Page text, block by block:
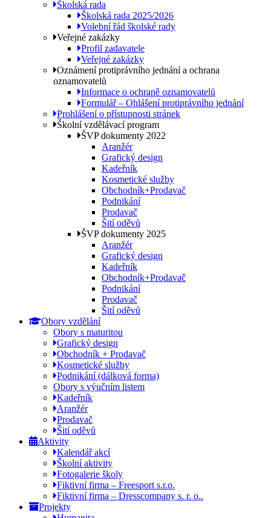
Školská rada
Školská rada 2025/2026
Volební řád školské rady
Veřejné zakázky
Profil zadavatele
Veřejné zakázky
Oznámení protiprávního jednání a ochrana
oznamovatelů
Informace o ochraně oznamovatelů
Formulář – Ohlášení protiprávního jednání
Prohlášení o přístupnosti stránek
Školní vzdělávací program
ŠVP dokumenty 2022
Aranžér
Grafický design
Kadeřník
Kosmetické služby
Obchodník+Prodavač
Podnikání
Prodavač
Šití oděvů
ŠVP dokumenty 2025
Aranžér
Grafický design
Kadeřník
Obchodník+Prodavač
Podnikání
Prodavač
Šití oděvů
Obory vzdělání
Obory s maturitou
Grafický design
Obchodník + Prodavač
Kosmetické služby
Podnikání (dálková forma)
Obory s výučním listem
Kadeřník
Aranžér
Prodavač
Šití oděvů
Aktivity
Kalendář akcí
Školní aktivity
Fotogalerie školy
Fiktivní firma – Freesport s.r.o.
Fiktivní firma – Dresscompany s. r. o..
Projekty